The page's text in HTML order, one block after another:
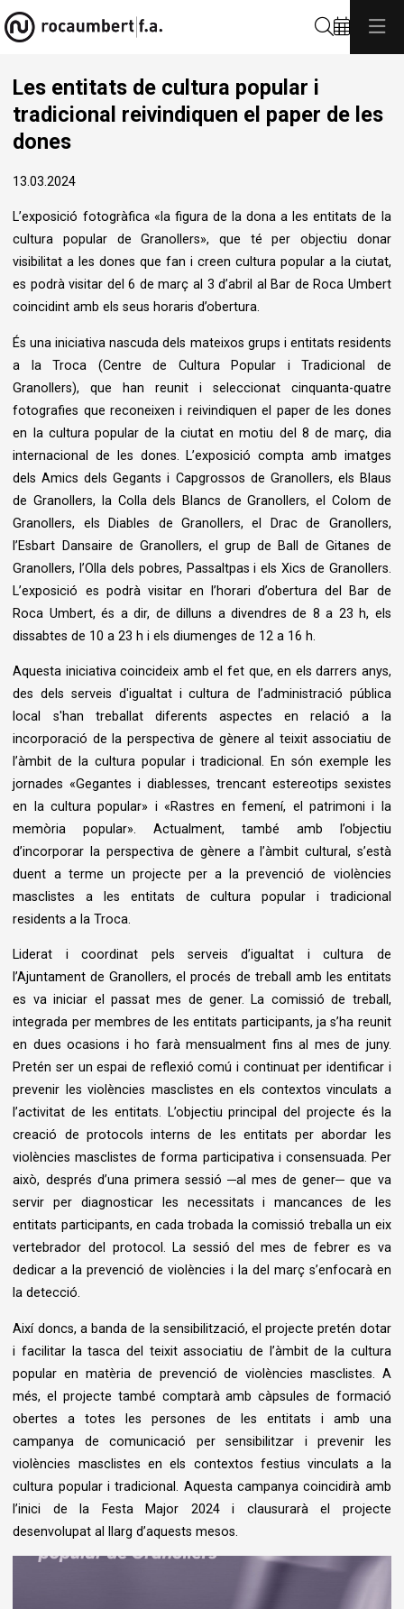
Les entitats de cultura popular i
tradicional reivindiquen el paper de les
dones
13.03.2024
L’exposició fotogràfica «la figura de la dona a les entitats de la
cultura popular de Granollers», que té per objectiu donar
visibilitat a les dones que fan i creen cultura popular a la ciutat,
es podrà visitar del 6 de març al 3 d’abril al Bar de Roca Umbert
coincidint amb els seus horaris d’obertura.
És una iniciativa nascuda dels mateixos grups i entitats residents
a la Troca (Centre de Cultura Popular i Tradicional de
Granollers), que han reunit i seleccionat cinquanta-quatre
fotografies que reconeixen i reivindiquen el paper de les dones
en la cultura popular de la ciutat en motiu del 8 de març, dia
internacional de les dones. L’exposició compta amb imatges
dels Amics dels Gegants i Capgrossos de Granollers, els Blaus
de Granollers, la Colla dels Blancs de Granollers, el Colom de
Granollers, els Diables de Granollers, el Drac de Granollers,
l’Esbart Dansaire de Granollers, el grup de Ball de Gitanes de
Granollers, l’Olla dels pobres, Passaltpas i els Xics de Granollers.
L’exposició es podrà visitar en l’horari d’obertura del Bar de
Roca Umbert, és a dir, de dilluns a divendres de 8 a 23 h, els
dissabtes de 10 a 23 h i els diumenges de 12 a 16 h.
Aquesta iniciativa coincideix amb el fet que, en els darrers anys,
des dels serveis d'igualtat i cultura de l’administració pública
local s'han treballat diferents aspectes en relació a la
incorporació de la perspectiva de gènere al teixit associatiu de
l’àmbit de la cultura popular i tradicional. En són exemple les
jornades «Gegantes i diablesses, trencant estereotips sexistes
en la cultura popular» i «Rastres en femení, el patrimoni i la
memòria popular». Actualment, també amb l’objectiu
d’incorporar la perspectiva de gènere a l’àmbit cultural, s’està
duent a terme un projecte per a la prevenció de violències
masclistes a les entitats de cultura popular i tradicional
residents a la Troca.
Liderat i coordinat pels serveis d’igualtat i cultura de
l’Ajuntament de Granollers, el procés de treball amb les entitats
es va iniciar el passat mes de gener. La comissió de treball,
integrada per membres de les entitats participants, ja s’ha reunit
en dues ocasions i ho farà mensualment fins al mes de juny.
Pretén ser un espai de reflexió comú i continuat per identificar i
prevenir les violències masclistes en els contextos vinculats a
l’activitat de les entitats. L’objectiu principal del projecte és la
creació de protocols interns de les entitats per abordar les
violències masclistes de forma participativa i consensuada. Per
això, després d’una primera sessió ─al mes de gener─ que va
servir per diagnosticar les necessitats i mancances de les
entitats participants, en cada trobada la comissió treballa un eix
vertebrador del protocol. La sessió del mes de febrer es va
dedicar a la prevenció de violències i la del març s’enfocarà en
la detecció.
Així doncs, a banda de la sensibilització, el projecte pretén dotar
i facilitar la tasca del teixit associatiu de l’àmbit de la cultura
popular en matèria de prevenció de violències masclistes. A
més, el projecte també comptarà amb càpsules de formació
obertes a totes les persones de les entitats i amb una
campanya de comunicació per sensibilitzar i prevenir les
violències masclistes en els contextos festius vinculats a la
cultura popular i tradicional. Aquesta campanya coincidirà amb
l’inici de la Festa Major 2024 i clausurarà el projecte
desenvolupat al llarg d’aquests mesos.